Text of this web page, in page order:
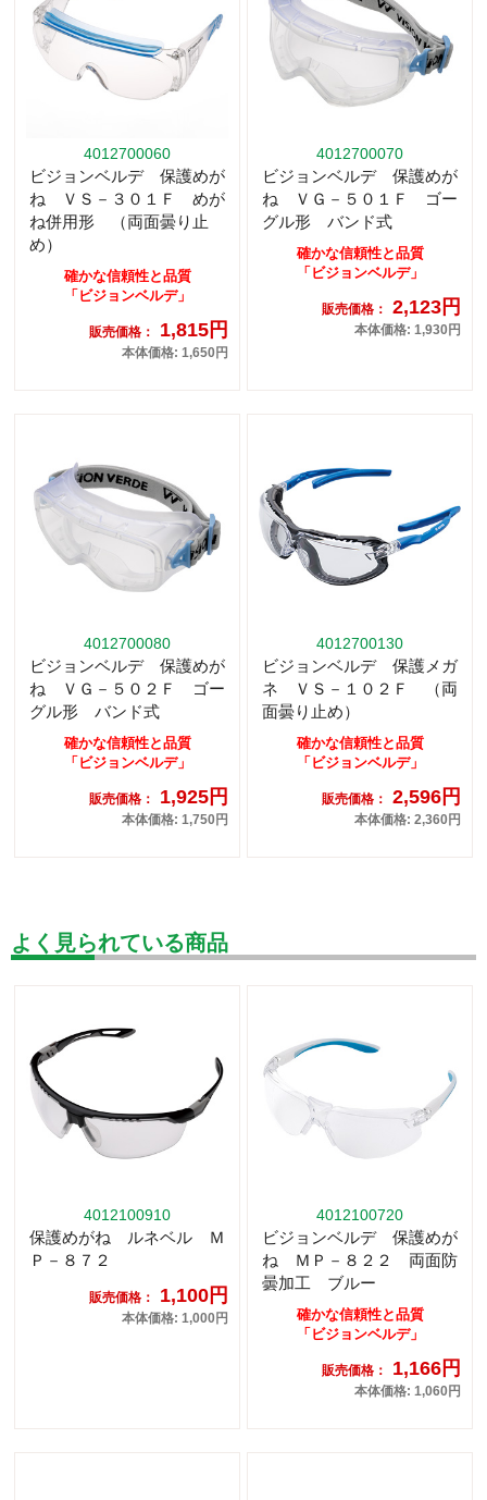
4012700060
ビジョンベルデ 保護めが
ね ＶＳ－３０１Ｆ めが
ね併用形 （両面曇り止
め）
確かな信頼性と品質
「ビジョンベルデ」
販売価格： 1,815円
本体価格: 1,650円
4012700070
ビジョンベルデ 保護めが
ね ＶＧ－５０１Ｆ ゴー
グル形 バンド式
確かな信頼性と品質
「ビジョンベルデ」
販売価格： 2,123円
本体価格: 1,930円
4012700080
ビジョンベルデ 保護めが
ね ＶＧ－５０２Ｆ ゴー
グル形 バンド式
確かな信頼性と品質
「ビジョンベルデ」
販売価格： 1,925円
本体価格: 1,750円
4012700130
ビジョンベルデ 保護メガ
ネ ＶＳ－１０２Ｆ （両
面曇り止め）
確かな信頼性と品質
「ビジョンベルデ」
販売価格： 2,596円
本体価格: 2,360円
よく見られている商品
4012100910
保護めがね ルネベル Ｍ
Ｐ－８７２
販売価格： 1,100円
本体価格: 1,000円
4012100720
ビジョンベルデ 保護めが
ね ＭＰ－８２２ 両面防
曇加工 ブルー
確かな信頼性と品質
「ビジョンベルデ」
販売価格： 1,166円
本体価格: 1,060円